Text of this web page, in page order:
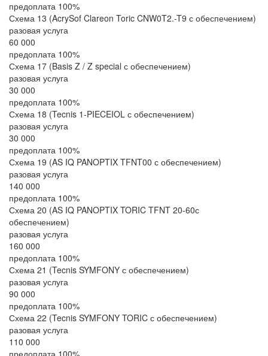
предоплата 100%
Схема 13 (AcrySof Clareon Toric CNW0T2.-T9 с обеспечением)
разовая услуга
60 000
предоплата 100%
Схема 17 (Basis Z / Z special с обеспечением)
разовая услуга
30 000
предоплата 100%
Схема 18 (Tecnis 1-PIECEIOL с обеспечением)
разовая услуга
30 000
предоплата 100%
Схема 19 (AS IQ PANOPTIX TFNT00 с обеспечением)
разовая услуга
140 000
предоплата 100%
Схема 20 (AS IQ PANOPTIX TORIC TFNT 20-60с
обеспечением)
разовая услуга
160 000
предоплата 100%
Схема 21 (Tecnis SYMFONY с обеспечением)
разовая услуга
90 000
предоплата 100%
Схема 22 (Tecnis SYMFONY TORIC с обеспечением)
разовая услуга
110 000